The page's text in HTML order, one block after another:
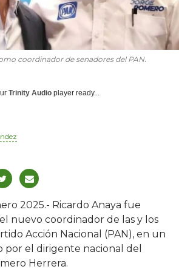
coordinador de senadores del PAN.
Trinity Audio player ready...
2025.- Ricardo Anaya fue
nuevo coordinador de las y los
Acción Nacional (PAN), en un
por el dirigente nacional del
Herrera.